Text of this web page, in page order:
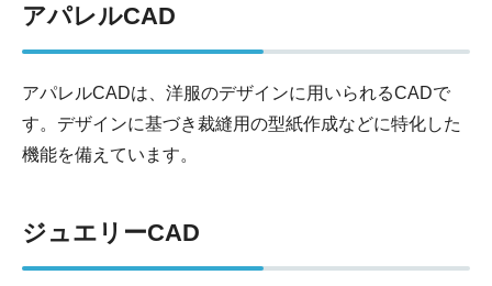
アパレルCAD
アパレルCADは、洋服のデザインに用いられるCADで
す。デザインに基づき裁縫用の型紙作成などに特化した
機能を備えています。
ジュエリーCAD